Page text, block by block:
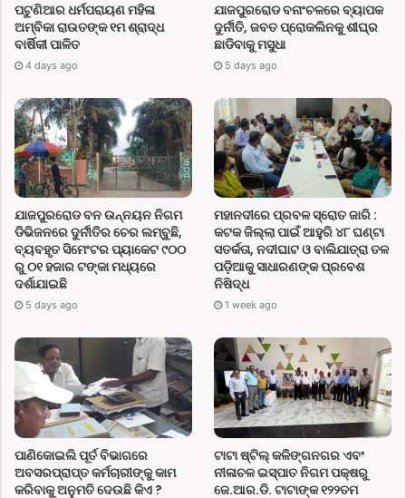
ପଟୁଣିଆର ଧର୍ମପରାୟଣ ମହିଳା
ଅମ୍ବିକା ରାଉତଙ୍କ ୧ମ ଶ୍ରାଦ୍ଧ
ବାର୍ଷିକୀ ପାଳିତ
4 days ago
ଯାଜପୁରରୋଡ ବନାଂଚଳରେ ବ୍ୟାପକ
ଦୁର୍ନୀତି, ଜବତ ପ୍ରୋକଲିନକୁ ଶୀଘ୍ର
ଛାଡିବାକୁ ମସୁଧା
5 days ago
ଯାଜପୁରରୋଡ ବନ ଉନ୍ନୟନ ନିଗମ
ଡିଭିଜନରେ ଦୁର୍ନୀତିର ଚେର ଲମ୍ବୁଛି,
ବ୍ୟବହୃତ ସିମେଂଟର ପ୍ୟାକେଟ ୯୦୦
ରୁ ୦୧ ହଜାର ଟଙ୍କା ମଧ୍ୟରେ
ଦର୍ଶାଯାଇଛି
5 days ago
ମହାନଦୀରେ ପ୍ରବଳ ସ୍ରୋତ ଜାରି :
କଟକ ଜିଲ୍ଲା ପାଇଁ ଆହୁରି ୪୮ ଘଣ୍ଟା
ସତର୍କତା, ନଦୀଘାଟ ଓ ବାଲିଯାତ୍ରା ତଳ
ପଡ଼ିଆକୁ ସାଧାରଣଙ୍କ ପ୍ରବେଶ
ନିଷିଦ୍ଧ
1 week ago
ପାଣିକୋଇଲି ପୂର୍ତ ବିଭାଗରେ
ଅବସରପ୍ରାପ୍ତ କର୍ମଚାରୀଙ୍କୁ କାମ
କରିବାକୁ ଅନୁମତି ଦେଉଛି କିଏ ?
ଟାଟା ଷ୍ଟିଲ୍ କଳିଙ୍ଗନଗର ଏବଂ
ନୀଳାଚଳ ଇସ୍ପାତ ନିଗମ ପକ୍ଷରୁ
ଜେ.ଆର.ଡି. ଟାଟାଙ୍କ ୧୨୨ତମ